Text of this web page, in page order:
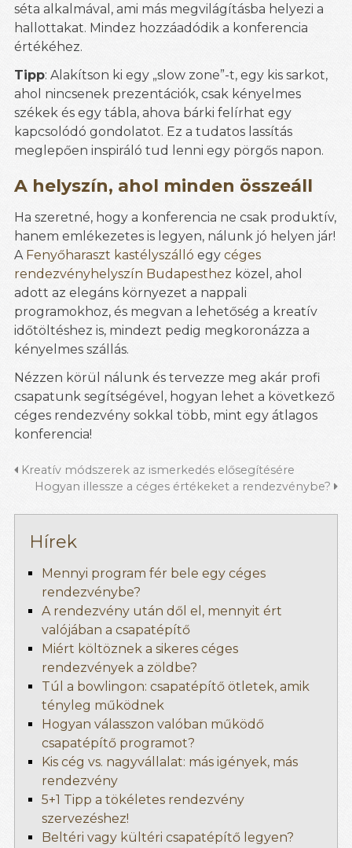
séta alkalmával, ami más megvilágításba helyezi a
hallottakat. Mindez hozzáadódik a konferencia
értékéhez.
Tipp: Alakítson ki egy „slow zone”-t, egy kis sarkot,
ahol nincsenek prezentációk, csak kényelmes
székek és egy tábla, ahova bárki felírhat egy
kapcsolódó gondolatot. Ez a tudatos lassítás
meglepően inspiráló tud lenni egy pörgős napon.
A helyszín, ahol minden összeáll
Ha szeretné, hogy a konferencia ne csak produktív,
hanem emlékezetes is legyen, nálunk jó helyen jár!
A Fenyőharaszt kastélyszálló egy céges
rendezvényhelyszín Budapesthez közel, ahol
adott az elegáns környezet a nappali
programokhoz, és megvan a lehetőség a kreatív
időtöltéshez is, mindezt pedig megkoronázza a
kényelmes szállás.
Nézzen körül nálunk és tervezze meg akár profi
csapatunk segítségével, hogyan lehet a következő
céges rendezvény sokkal több, mint egy átlagos
konferencia!
Kreatív módszerek az ismerkedés elősegítésére
Hogyan illessze a céges értékeket a rendezvénybe?
Hírek
Mennyi program fér bele egy céges
rendezvénybe?
A rendezvény után dől el, mennyit ért
valójában a csapatépítő
Miért költöznek a sikeres céges
rendezvények a zöldbe?
Túl a bowlingon: csapatépítő ötletek, amik
tényleg működnek
Hogyan válasszon valóban működő
csapatépítő programot?
Kis cég vs. nagyvállalat: más igények, más
rendezvény
5+1 Tipp a tökéletes rendezvény
szervezéshez!
Beltéri vagy kültéri csapatépítő legyen?